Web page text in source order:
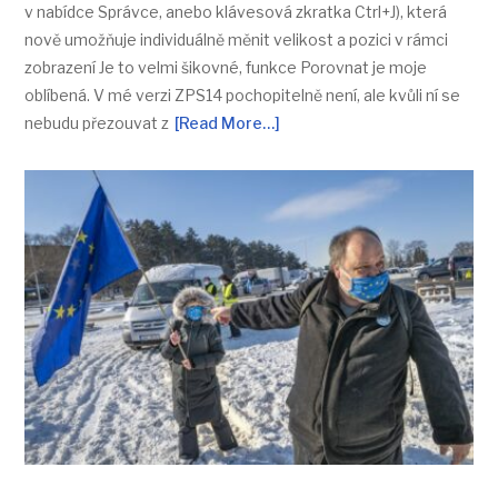
v nabídce Správce, anebo klávesová zkratka Ctrl+J), která
nově umožňuje individuálně měnit velikost a pozici v rámci
zobrazení Je to velmi šikovné, funkce Porovnat je moje
oblíbená. V mé verzi ZPS14 pochopitelně není, ale kvůli ní se
nebudu přezouvat z [Read More…]